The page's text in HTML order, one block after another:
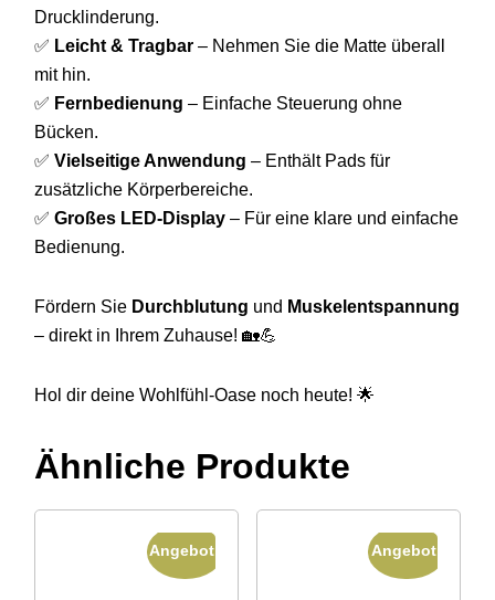
Drucklinderung.
✅ Leicht & Tragbar – Nehmen Sie die Matte überall
mit hin.
✅ Fernbedienung – Einfache Steuerung ohne
Bücken.
✅ Vielseitige Anwendung – Enthält Pads für
zusätzliche Körperbereiche.
✅ Großes LED-Display – Für eine klare und einfache
Bedienung.
Fördern Sie Durchblutung und Muskelentspannung
– direkt in Ihrem Zuhause! 🏡💪
Hol dir deine Wohlfühl-Oase noch heute! 🌟
Ähnliche Produkte
Angebot! Angebot!